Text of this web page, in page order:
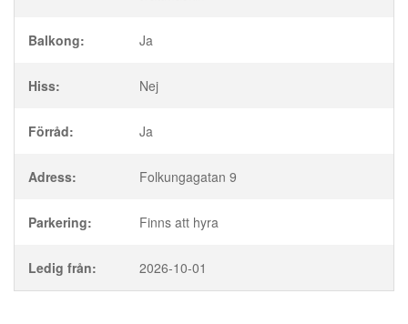
Balkong: Ja
Hiss: Nej
Förråd: Ja
Adress: Folkungagatan 9
Parkering: Finns att hyra
Ledig från: 2026-10-01